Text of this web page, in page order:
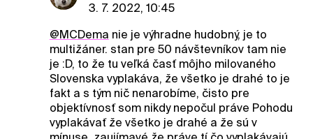
3. 7. 2022, 10:45
@MCDema nie je výhradne hudobný, je to
multižáner. stan pre 50 návštevníkov tam nie
je :D, to že tu veľká časť môjho milovaného
Slovenska vyplakáva, že všetko je drahé to je
fakt a s tým nič nenarobíme, čisto pre
objektívnosť som nikdy nepočul práve Pohodu
vyplakávať že všetko je drahé a že sú v